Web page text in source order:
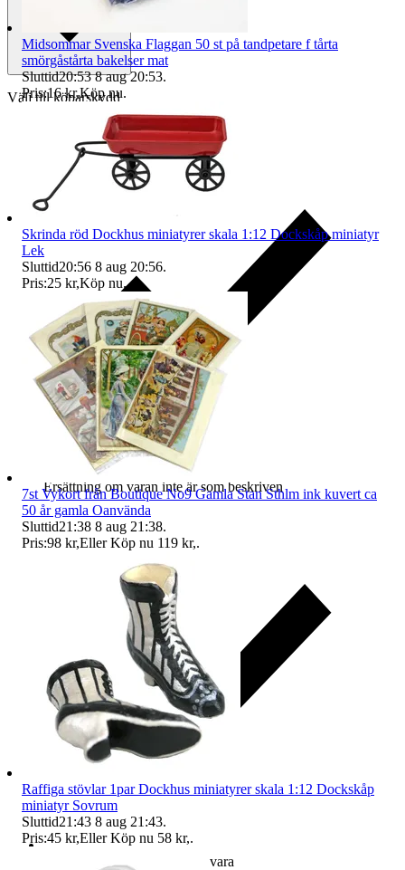
Välj till köparskydd
Ersättning om varan inte är som beskriven
Ersättning om du inte får din vara
Midsommar Svenska Flaggan 50 st på tandpetare f tårta
smörgåstårta bakelser mat
Sluttid20:53 8 aug 20:53.
Pris:16 kr,Köp nu.
Skrinda röd Dockhus miniatyrer skala 1:12 Dockskåp miniatyr
Lek
Sluttid20:56 8 aug 20:56.
Pris:25 kr,Köp nu.
7st Vykort från Boutique No9 Gamla Stan Sthlm ink kuvert ca
50 år gamla Oanvända
Sluttid21:38 8 aug 21:38.
Pris:98 kr,Eller Köp nu 119 kr,.
Raffiga stövlar 1par Dockhus miniatyrer skala 1:12 Dockskåp
miniatyr Sovrum
Sluttid21:43 8 aug 21:43.
Pris:45 kr,Eller Köp nu 58 kr,.